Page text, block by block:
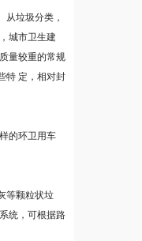
垃圾分类，
城市卫生建
量较重的常规
特 定，相对封
的环卫用车
等颗粒状垃
统，可根据路